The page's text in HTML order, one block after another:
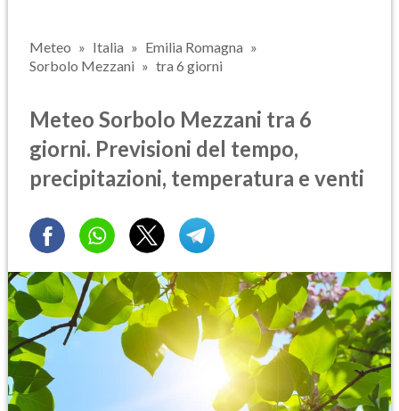
Meteo Italia
Emilia Romagna
Sorbolo Mezzani
tra 6 giorni
Meteo Sorbolo Mezzani tra 6
giorni. Previsioni del tempo,
precipitazioni, temperatura e venti